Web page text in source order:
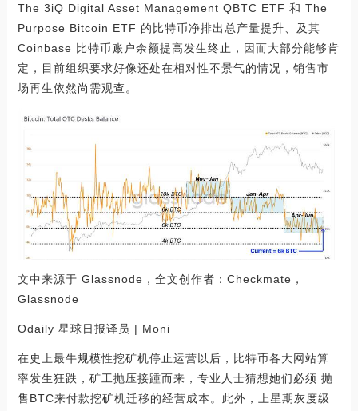
The 3iQ Digital Asset Management QBTC ETF 和 The
Purpose Bitcoin ETF 的比特币净排出总产量提升、及其
Coinbase 比特币账户余额提高发生终止，因而大部分能够肯
定，目前组织要求好像还处在相对性不景气的情况，销售市
场再生依然尚需观查。
文中来源于 Glassnode，全文创作者：Checkmate，
Glassnode
Odaily 星球日报译员 | Moni
在史上最牛规模性挖矿机停止运营以后，比特币各大网站算
率发生狂跌，矿工抛压接踵而来，专业人士猜想她们必须 抛
售BTC来付款挖矿机迁移的经营成本。此外，上星期灰度级